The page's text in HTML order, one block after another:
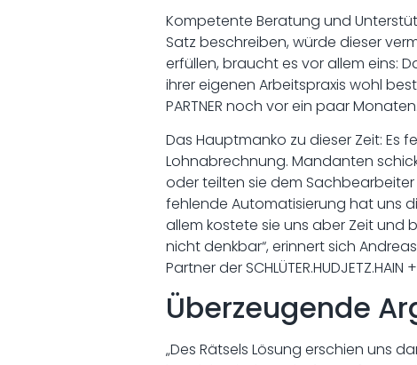
Kompetente Beratung und
Satz beschreiben, würde dieser
erfüllen, braucht es vor allem eins:
ihrer eigenen Arbeitspraxis wohl
PARTNER noch vor ein paar Monaten.
Das Hauptmanko zu dieser Zeit:
Lohnabrechnung. Mandanten
oder teilten sie dem
fehlende Automatisierung hat uns
allem kostete sie uns aber Zeit und
nicht denkbar“, erinnert sich
Partner der
Überzeugende
„Des Rätsels Lösung erschien uns